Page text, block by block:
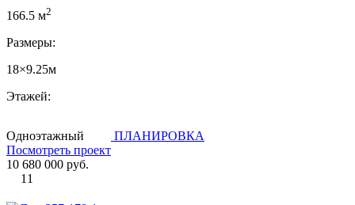
166.5 м2
Размеры:
18×9.25м
Этажей:
Одноэтажный
ПЛАНИРОВКА
Посмотреть проект
10 680 000 руб.
11